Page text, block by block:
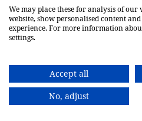
We may place these for analysis of
website, show personalised content
experience. For more information
settings.
Accept all
No, adjust